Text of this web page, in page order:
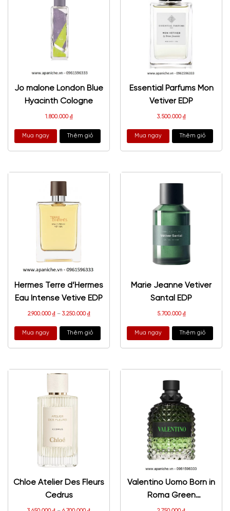
Jo malone London Blue
Hyacinth Cologne
1.800.000₫
Mua ngay Thêm giỏ
Essential Parfums Mon
Vetiver EDP
3.500.000₫
Mua ngay Thêm giỏ
Hermes Terre d’Hermes
Eau Intense Vetive EDP
2.900.000₫– 3.250.000₫
Mua ngay Thêm giỏ
Marie Jeanne Vetiver
Santal EDP
5.700.000₫
Mua ngay Thêm giỏ
Chloe Atelier Des Fleurs
Cedrus
Valentino Uomo Born in
Roma Green
Stravaganza EDT